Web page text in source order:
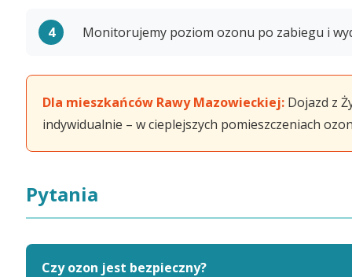
Monitorujemy poziom ozonu po zabiegu i
Dla mieszkańców Rawy Mazowieckiej: Dojazd z
indywidualnie – w cieplejszych pomieszczeniach
Pytania
Czy ozon jest bezpieczny?